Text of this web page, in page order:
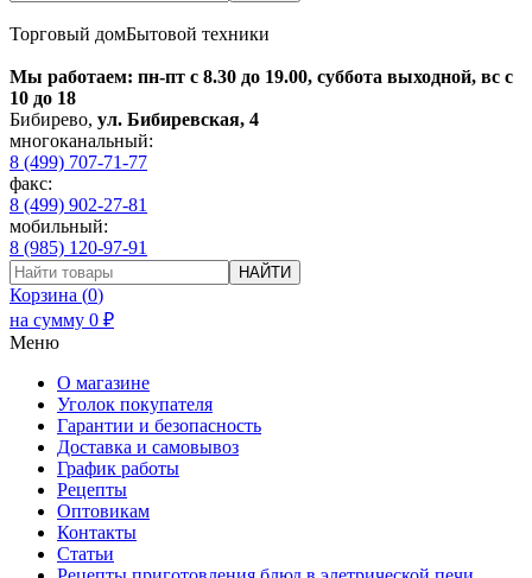
Торговый домБытовой техники
Мы работаем: пн-пт с 8.30 до 19.00, суббота выходной, вс с
10 до 18
Бибирево, ул. Бибиревская, 4
многоканальный:
8 (499) 707-71-77
факс:
8 (499) 902-27-81
мобильный:
8 (985) 120-97-91
НАЙТИ
Корзина (0)
на сумму 0 ₽
Меню
О магазине
Уголок покупателя
Гарантии и безопасность
Доставка и самовывоз
График работы
Рецепты
Оптовикам
Контакты
Статьи